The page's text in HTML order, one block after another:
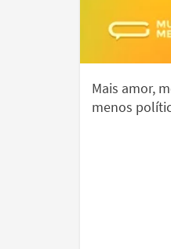
Mais amor,
menos